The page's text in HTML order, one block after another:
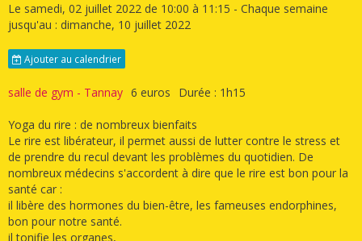
Le samedi, 02 juillet 2022 de 10:00 à 11:15 - Chaque semaine
jusqu'au : dimanche, 10 juillet 2022
Ajouter au calendrier
salle de gym - Tannay 6 euros Durée : 1h15
Yoga du rire : de nombreux bienfaits
Le rire est libérateur, il permet aussi de lutter contre le stress et
de prendre du recul devant les problèmes du quotidien. De
nombreux médecins s'accordent à dire que le rire est bon pour la
santé car :
il libère des hormones du bien-être, les fameuses endorphines,
bon pour notre santé.
il tonifie les organes,